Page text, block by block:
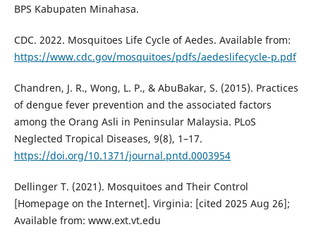
BPS Kabupaten Minahasa.
CDC. 2022. Mosquitoes Life Cycle of Aedes. Available from:
https://www.cdc.gov/mosquitoes/pdfs/aedeslifecycle-p.pdf
Chandren, J. R., Wong, L. P., & AbuBakar, S. (2015). Practices
of dengue fever prevention and the associated factors
among the Orang Asli in Peninsular Malaysia. PLoS
Neglected Tropical Diseases, 9(8), 1–17.
https://doi.org/10.1371/journal.pntd.0003954
Dellinger T. (2021). Mosquitoes and Their Control
[Homepage on the Internet]. Virginia: [cited 2025 Aug 26];
Available from: www.ext.vt.edu